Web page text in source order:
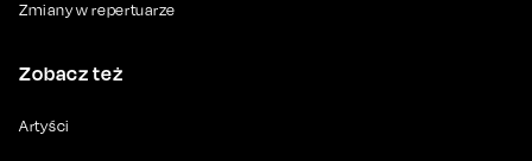
Zmiany w repertuarze
Zobacz też
Artyści